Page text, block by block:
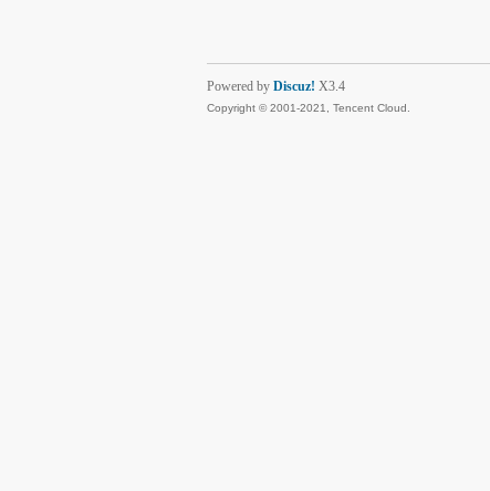
Powered by Discuz! X3.4
Copyright © 2001-2021, Tencent Cloud.